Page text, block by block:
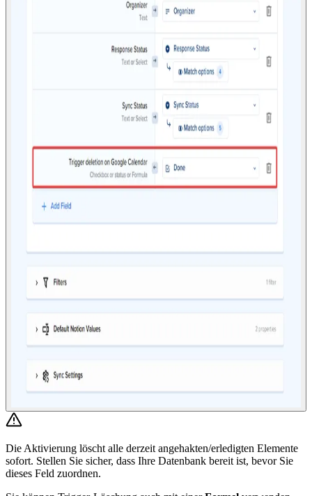
Die Aktivierung löscht alle derzeit angehakten/erledigten Elemente
sofort. Stellen Sie sicher, dass Ihre Datenbank bereit ist, bevor Sie
dieses Feld zuordnen.